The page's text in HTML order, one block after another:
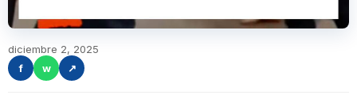
diciembre 2, 2025
f
w ↗